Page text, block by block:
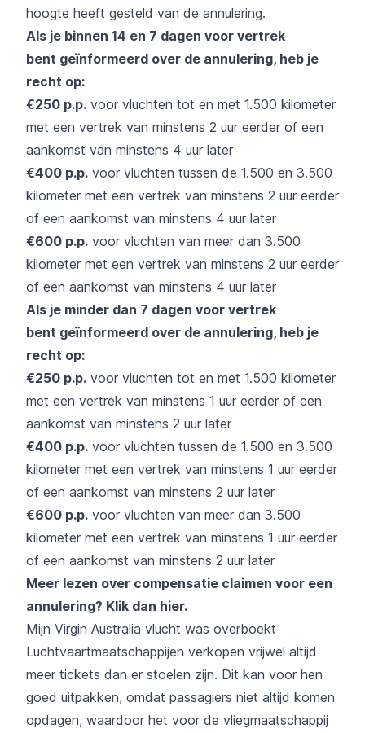
hoogte heeft gesteld van de annulering.
Als je binnen 14 en 7 dagen voor vertrek
bent geïnformeerd over de annulering, heb je
recht op:
€250 p.p. voor vluchten tot en met 1.500 kilometer
met een vertrek van minstens 2 uur eerder of een
aankomst van minstens 4 uur later
€400 p.p. voor vluchten tussen de 1.500 en 3.500
kilometer met een vertrek van minstens 2 uur eerder
of een aankomst van minstens 4 uur later
€600 p.p. voor vluchten van meer dan 3.500
kilometer met een vertrek van minstens 2 uur eerder
of een aankomst van minstens 4 uur later
Als je minder dan 7 dagen voor vertrek
bent geïnformeerd over de annulering, heb je
recht op:
€250 p.p. voor vluchten tot en met 1.500 kilometer
met een vertrek van minstens 1 uur eerder of een
aankomst van minstens 2 uur later
€400 p.p. voor vluchten tussen de 1.500 en 3.500
kilometer met een vertrek van minstens 1 uur eerder
of een aankomst van minstens 2 uur later
€600 p.p. voor vluchten van meer dan 3.500
kilometer met een vertrek van minstens 1 uur eerder
of een aankomst van minstens 2 uur later
Meer lezen over compensatie claimen voor een
annulering? Klik dan hier.
Mijn Virgin Australia vlucht was overboekt
Luchtvaartmaatschappijen verkopen vrijwel altijd
meer tickets dan er stoelen zijn. Dit kan voor hen
goed uitpakken, omdat passagiers niet altijd komen
opdagen, waardoor het voor de vliegmaatschappij